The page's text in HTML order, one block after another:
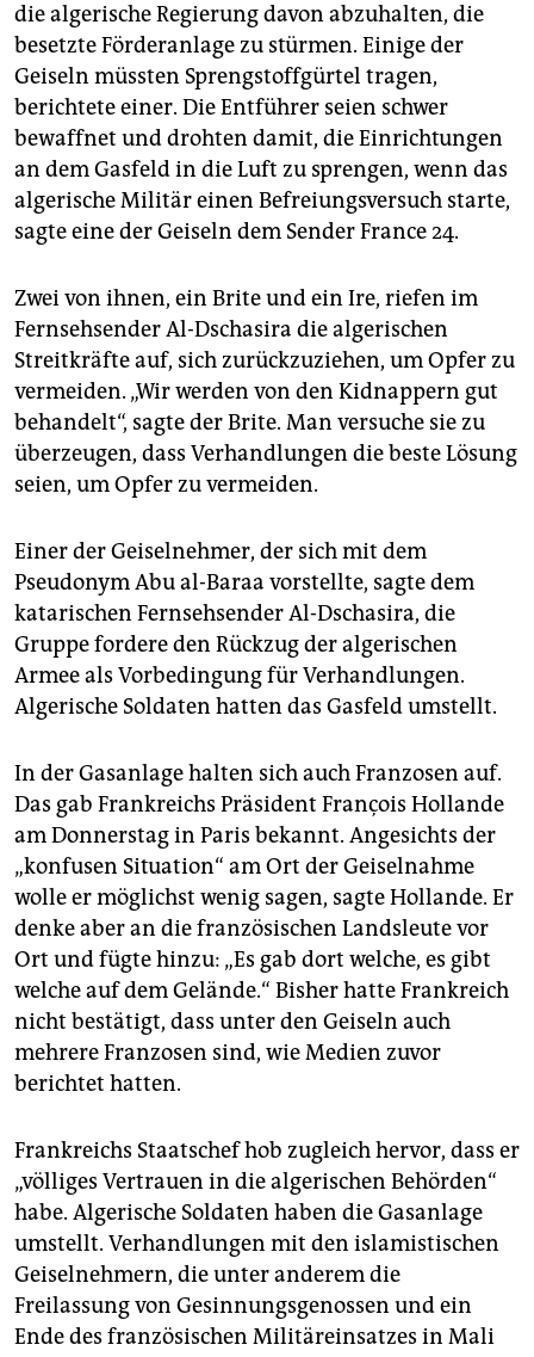
die algerische Regierung davon abzuhalten, die
besetzte Förderanlage zu stürmen. Einige der
Geiseln müssten Sprengstoffgürtel tragen,
berichtete einer. Die Entführer seien schwer
bewaffnet und drohten damit, die Einrichtungen
an dem Gasfeld in die Luft zu sprengen, wenn das
algerische Militär einen Befreiungsversuch starte,
sagte eine der Geiseln dem Sender France 24.
Zwei von ihnen, ein Brite und ein Ire, riefen im
Fernsehsender Al-Dschasira die algerischen
Streitkräfte auf, sich zurückzuziehen, um Opfer zu
vermeiden. „Wir werden von den Kidnappern gut
behandelt“, sagte der Brite. Man versuche sie zu
überzeugen, dass Verhandlungen die beste Lösung
seien, um Opfer zu vermeiden.
Einer der Geiselnehmer, der sich mit dem
Pseudonym Abu al-Baraa vorstellte, sagte dem
katarischen Fernsehsender Al-Dschasira, die
Gruppe fordere den Rückzug der algerischen
Armee als Vorbedingung für Verhandlungen.
Algerische Soldaten hatten das Gasfeld umstellt.
In der Gasanlage halten sich auch Franzosen auf.
Das gab Frankreichs Präsident François Hollande
am Donnerstag in Paris bekannt. Angesichts der
„konfusen Situation“ am Ort der Geiselnahme
wolle er möglichst wenig sagen, sagte Hollande. Er
denke aber an die französischen Landsleute vor
Ort und fügte hinzu: „Es gab dort welche, es gibt
welche auf dem Gelände.“ Bisher hatte Frankreich
nicht bestätigt, dass unter den Geiseln auch
mehrere Franzosen sind, wie Medien zuvor
berichtet hatten.
Frankreichs Staatschef hob zugleich hervor, dass er
„völliges Vertrauen in die algerischen Behörden“
habe. Algerische Soldaten haben die Gasanlage
umstellt. Verhandlungen mit den islamistischen
Geiselnehmern, die unter anderem die
Freilassung von Gesinnungsgenossen und ein
Ende des französischen Militäreinsatzes in Mali